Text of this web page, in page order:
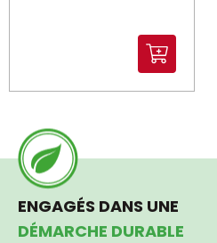
ENGAGÉS DANS UNE
DÉMARCHE DURABLE